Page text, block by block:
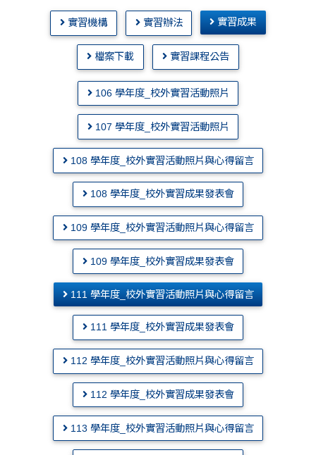
實習機構 實習辦法 實習成果
檔案下載 實習課程公告
106 學年度_校外實習活動照片
107 學年度_校外實習活動照片
108 學年度_校外實習活動照片與心得留言
108 學年度_校外實習成果發表會
109 學年度_校外實習活動照片與心得留言
109 學年度_校外實習成果發表會
111 學年度_校外實習活動照片與心得留言
111 學年度_校外實習成果發表會
112 學年度_校外實習活動照片與心得留言
112 學年度_校外實習成果發表會
113 學年度_校外實習活動照片與心得留言